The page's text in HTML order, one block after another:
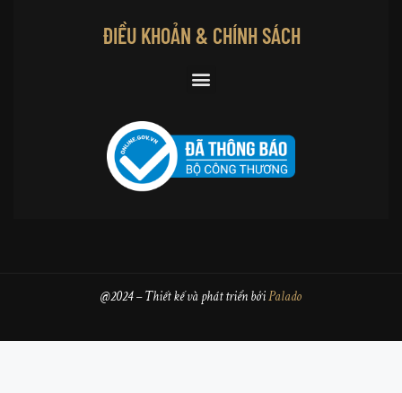
ĐIỀU KHOẢN & CHÍNH SÁCH
@2024 – Thiết kế và phát triển bởiPalado